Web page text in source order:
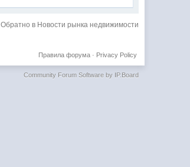
Обратно в Новости рынка недвижимости
Privacy Policy
Правила форума·
Community Forum Software by IP.Board